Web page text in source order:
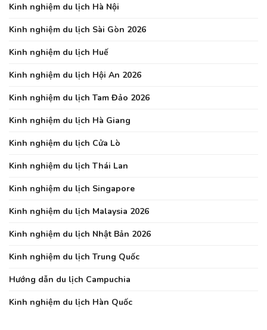
Kinh nghiệm du lịch Hà Nội
Kinh nghiệm du lịch Sài Gòn 2026
Kinh nghiệm du lịch Huế
Kinh nghiệm du lịch Hội An 2026
Kinh nghiệm du lịch Tam Đảo 2026
Kinh nghiệm du lịch Hà Giang
Kinh nghiệm du lịch Cửa Lò
Kinh nghiệm du lịch Thái Lan
Kinh nghiệm du lịch Singapore
Kinh nghiệm du lịch Malaysia 2026
Kinh nghiệm du lịch Nhật Bản 2026
Kinh nghiệm du lịch Trung Quốc
Hướng dẫn du lịch Campuchia
Kinh nghiệm du lịch Hàn Quốc